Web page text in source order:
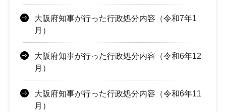
大阪府知事が行った行政処分内容（令和7年1
月）
大阪府知事が行った行政処分内容（令和6年12
月）
大阪府知事が行った行政処分内容（令和6年11
月）